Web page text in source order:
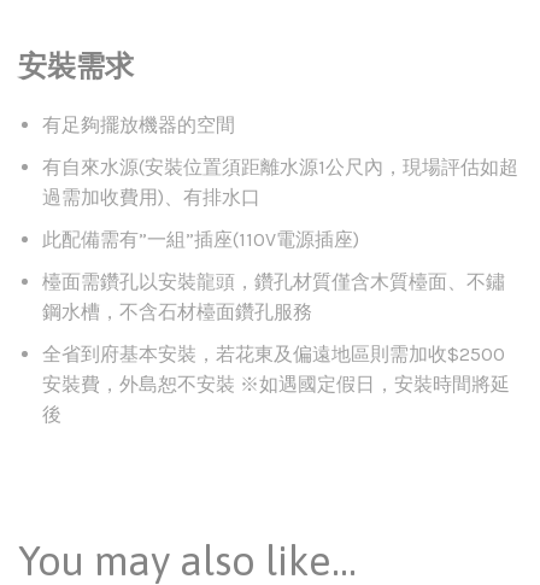
安裝需求
有足夠擺放機器的空間
有自來水源(安裝位置須距離水源1公尺內，現場評估如超
過需加收費用)、有排水口
此配備需有”一組”插座(110V電源插座)
檯面需鑽孔以安裝龍頭，鑽孔材質僅含木質檯面、不鏽
鋼水槽，不含石材檯面鑽孔服務
全省到府基本安裝，若花東及偏遠地區則需加收$2500
安裝費，外島恕不安裝 ※如遇國定假日，安裝時間將延
後
You may also like…